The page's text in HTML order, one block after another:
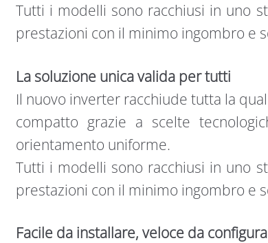
Tutti i modelli sono racchiusi in uno
prestazioni con il minimo ingombro e
La soluzione unica valida per tutti
Il nuovo inverter racchiude tutta la
compatto grazie a scelte
orientamento uniforme.
Tutti i modelli sono racchiusi in uno
prestazioni con il minimo ingombro e
Facile da installare, veloce da